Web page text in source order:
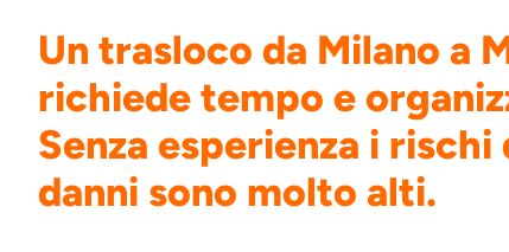
Un trasloco da Milano a
richiede tempo e
Senza esperienza i
danni sono molto alti.